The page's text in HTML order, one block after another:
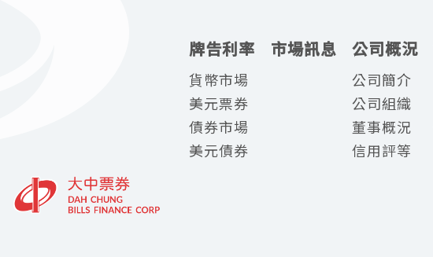
牌告利率
貨幣市場
美元票券
債券市場
美元債券
市場訊息 公司概況
公司簡介
公司組織
董事概況
信用評等